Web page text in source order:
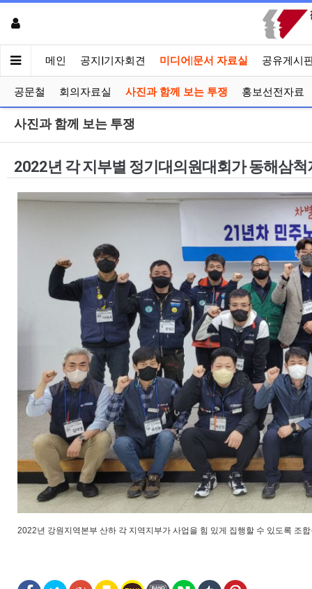
메인 공지|기자회견 미디어|문서 자료실 공유게시
공문철 회의자료실 사진과 함께 보는 투쟁 홍보선전자료
사진과 함께 보는 투쟁
2022년 각 지부별 정기대의원대회가 동해삼
2022년 강원지역본부 산하 각 지역지부가 사업을 힘 있게 집행할 수 있도록 조